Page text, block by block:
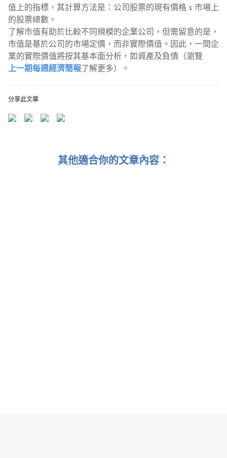
值上的指標，其計算方法是：公司股票的現有價格 x 市場上
的股票總數。
了解市值有助於比較不同規模的企業公司，但需留意的是，
市值是基於公司的市場定價，而非實際價值。因此，一間企
業的實際價值將按其基本面分析，如資產及負債（瀏覽
上一期每週經濟簡報了解更多）。
分享此文章
其他適合你的文章內容：